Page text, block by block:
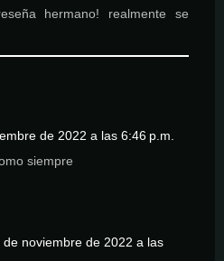
hermano! realmente se
de 2022 a las 6:46 p.m.
siempre
de noviembre de 2022 a las